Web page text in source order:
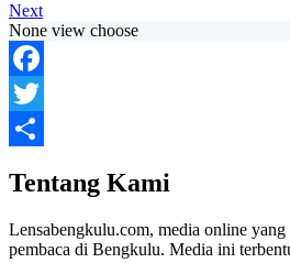
Next
None view choose
Facebook
Twitter
Tentang Kami
Lensabengkulu.com, media online yang
pembaca di Bengkulu. Media ini